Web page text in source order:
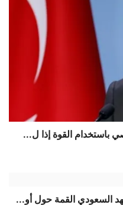
باستخدام القوة إذا ل...
السعودي القمة حول أو...